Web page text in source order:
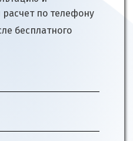
по телефону
бесплатного